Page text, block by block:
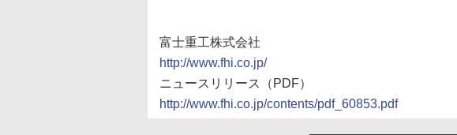
富士重工株式会社
http://www.fhi.co.jp/
ニュースリリース（PDF）
http://www.fhi.co.jp/contents/pdf_60853.pdf